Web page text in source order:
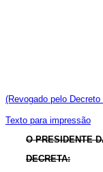
(Revogado pelo
Texto para impressão
O PRESIDENTE
DECRETA: